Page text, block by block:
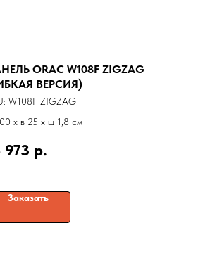
ORAC W108F ZIGZAG
ВЕРСИЯ)
W108F ZIGZAG
x в 25 x ш 1,8 см
973 р.
Заказать